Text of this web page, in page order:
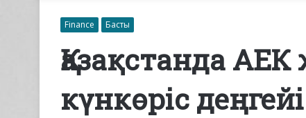
Finance Басты
Қазақстанда
күнкөріс